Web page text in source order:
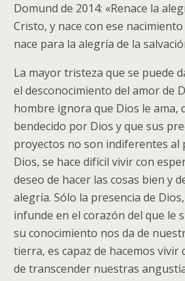
Domund de 2014: «Renace la
Cristo, y nace con ese
nace para la alegría de la
La mayor tristeza que se puede
el desconocimiento del amor de
hombre ignora que Dios le ama,
bendecido por Dios y que sus
proyectos no son indiferentes al
Dios, se hace difícil vivir con
deseo de hacer las cosas bien y
alegría. Sólo la presencia de
infunde en el corazón del que le
su conocimiento nos da de
tierra, es capaz de hacemos vivir
de transcender nuestras